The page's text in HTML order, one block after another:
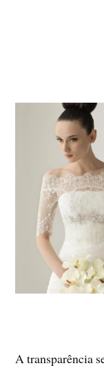
A transparência